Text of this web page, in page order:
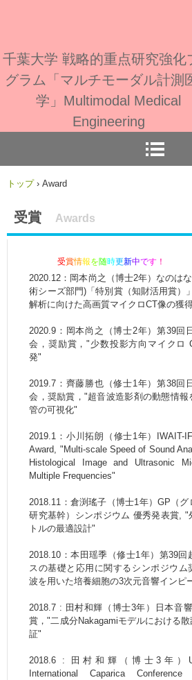
千葉大学 戦略的重点研究強化
グラム「マルチモーダル計測
学」Multimodal Medical
Engineering
トップ › Award
受賞 Awards
賞情報を随時更新中です！
2020.12：岡本尚之（博士2年）なのは
術シーズ部門)「特別賞（知財活用賞）
解析に向けた高画質マイクロCT像の獲
2020.9：岡本尚之（博士2年）第39回
会，奨励賞，"少数投影方向マイクロ
発"
2019.7：齊藤勝也（修士1年）第38回
会，奨励賞，"超音波造影剤の動態情
管の可視化"
2019.1：小川拓朗（修士1年）IWAIT-
Award, "Multi-scale Speed of Sound
Histological Image and Ultrasonic
Multiple Frequencies"
2018.11：倉渕瑤子（博士1年）GP（グ
研究基幹）シンポジウム 優秀発表賞, "
トルの最適設計"
2018.10：本田瑶季（修士1年）第39回
スの基礎と応用に関するシンポジウム
波を用いた培養細胞の3次元音響インピ
2018.7 : 田村和輝（博士3年）日本音
賞，"二成分Nakagamiモデルにおける
証"
2018.6 : 田村和輝（博士3年）
International Caparica Conference